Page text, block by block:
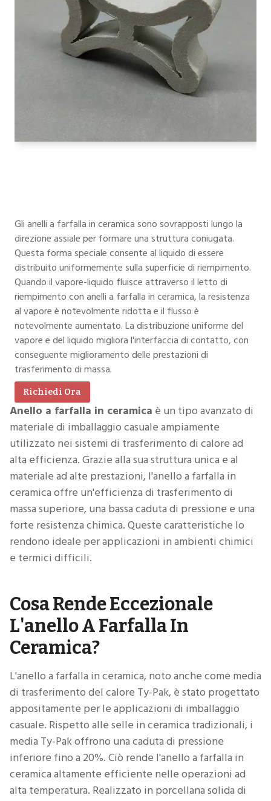
Gli anelli a farfalla in ceramica sono sovrapposti lungo la
direzione assiale per formare una struttura coniugata.
Questa forma speciale consente al liquido di essere
distribuito uniformemente sulla superficie di riempimento.
Quando il vapore-liquido fluisce attraverso il letto di
riempimento con anelli a farfalla in ceramica, la resistenza
al vapore è notevolmente ridotta e il flusso è
notevolmente aumentato. La distribuzione uniforme del
vapore e del liquido migliora l'interfaccia di contatto, con
conseguente miglioramento delle prestazioni di
trasferimento di massa.
Richiedi Ora
Anello a farfalla in ceramica è un tipo avanzato di
materiale di imballaggio casuale ampiamente
utilizzato nei sistemi di trasferimento di calore ad
alta efficienza. Grazie alla sua struttura unica e al
materiale ad alte prestazioni, l'anello a farfalla in
ceramica offre un'efficienza di trasferimento di
massa superiore, una bassa caduta di pressione e una
forte resistenza chimica. Queste caratteristiche lo
rendono ideale per applicazioni in ambienti chimici
e termici difficili.
Cosa Rende Eccezionale
L'anello A Farfalla In
Ceramica?
L'anello a farfalla in ceramica, noto anche come media
di trasferimento del calore Ty-Pak, è stato progettato
appositamente per le applicazioni di imballaggio
casuale. Rispetto alle selle in ceramica tradizionali, i
media Ty-Pak offrono una caduta di pressione
inferiore fino a 20%. Ciò rende l'anello a farfalla in
ceramica altamente efficiente nelle operazioni ad
alta temperatura. Realizzato in porcellana solida di